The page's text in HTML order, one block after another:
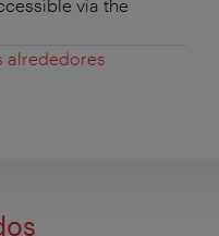
via the
alrededores